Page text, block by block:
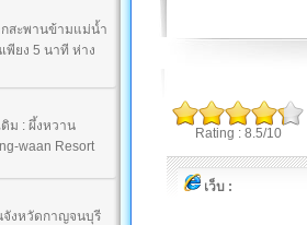
สะพานข้ามแม่น้ำ
พียง 5 นาที ห่าง
ม : ผึ้งหวาน
waan Resort
จังหวัดกาญจนบุรี
Rating : 8.5/10
เว็บ :